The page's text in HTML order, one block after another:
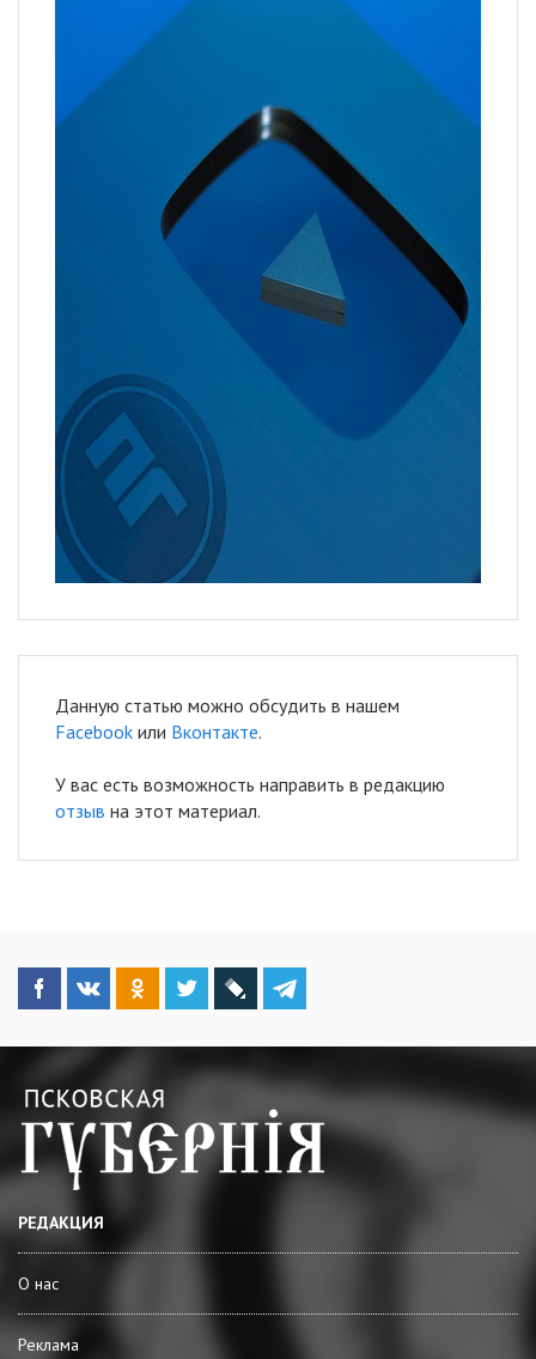
Данную статью можно обсудить в нашем
Facebook или Вконтакте.
У вас есть возможность направить в редакцию
отзыв на этот материал.
РЕДАКЦИЯ
О нас
Реклама